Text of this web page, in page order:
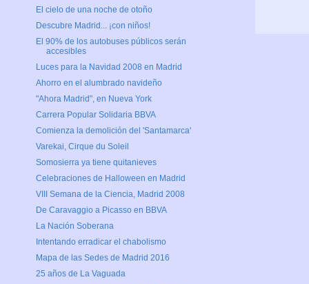
El cielo de una noche de otoño
Descubre Madrid... ¡con niños!
El 90% de los autobuses públicos serán
accesibles
Luces para la Navidad 2008 en Madrid
Ahorro en el alumbrado navideño
"Ahora Madrid", en Nueva York
Carrera Popular Solidaria BBVA
Comienza la demolición del 'Santamarca'
Varekai, Cirque du Soleil
Somosierra ya tiene quitanieves
Celebraciones de Halloween en Madrid
VIII Semana de la Ciencia, Madrid 2008
De Caravaggio a Picasso en BBVA
La Nación Soberana
Intentando erradicar el chabolismo
Mapa de las Sedes de Madrid 2016
25 años de La Vaguada